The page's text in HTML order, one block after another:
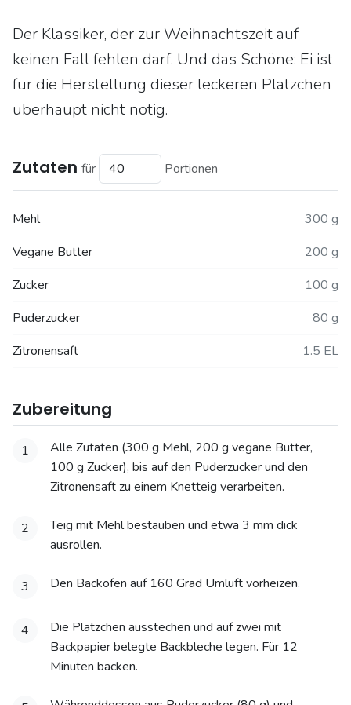
Der Klassiker, der zur Weihnachtszeit auf
keinen Fall fehlen darf. Und das Schöne: Ei ist
für die Herstellung dieser leckeren Plätzchen
überhaupt nicht nötig.
Zutaten für Portionen
Mehl
300 g
Vegane Butter
200 g
Zucker
100 g
Puderzucker
80 g
Zitronensaft
1.5 EL
Zubereitung
1
Alle Zutaten (300 g Mehl, 200 g vegane Butter,
100 g Zucker), bis auf den Puderzucker und den
Zitronensaft zu einem Knetteig verarbeiten.
2
Teig mit Mehl bestäuben und etwa 3 mm dick
ausrollen.
3 Den Backofen auf 160 Grad Umluft vorheizen.
4
Die Plätzchen ausstechen und auf zwei mit
Backpapier belegte Backbleche legen. Für 12
Minuten backen.